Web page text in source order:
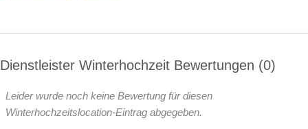
U-Form
Platz für Sektempfang
Dienstleister Winterhochzeit Bewertungen 0
Leider wurde noch keine Bewertung für diesen
Winterhochzeitslocation-Eintrag abgegeben.